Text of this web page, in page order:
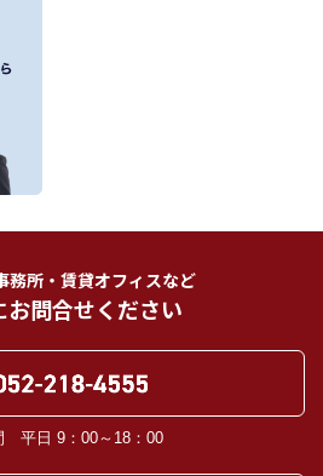
様との契約の履行、賃貸取引にあっては契約管
管理・アフターサービスの実施のため、業務の
番号、生年月日、不動産物件情報、成約情報
ーネット、電子メール、広告媒体等で次の 1.～
なお、お客様からの申出がありましたら、提供
ついての契約の相手方となる者、その見込者。
）
屋調査士。
がある場合における管理業者。
理委託契約の重要事項説明書に定める業務委託
振込先金融機関、管理組合役員。
の滞納取立者。
ーワード検索
務所・賃貸オフィスなど
お問合せください
平日 9：00～18：00